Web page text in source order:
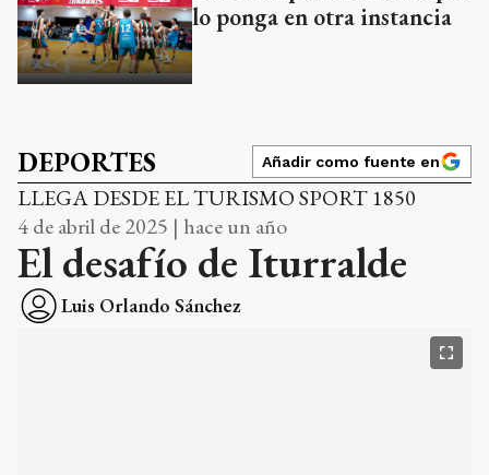
lo ponga en otra instancia
DEPORTES Añadir como fuente en
LLEGA DESDE EL TURISMO SPORT 1850
4 de abril de 2025 | hace un año
El desafío de Iturralde
Luis Orlando Sánchez